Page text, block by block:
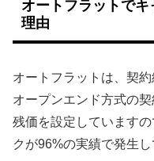
オートフラットで
理由
オートフラットは、契
オープンエンド方式の
残価を設定しています
クが96%の実績で発生し